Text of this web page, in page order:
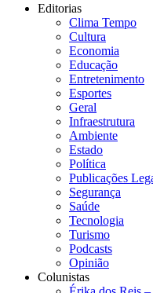
Editorias
Clima Tempo
Cultura
Economia
Educação
Entretenimento
Esportes
Geral
Infraestrutura
Ambiente
Estado
Política
Publicações
Segurança
Saúde
Tecnologia
Turismo
Podcasts
Opinião
Colunistas